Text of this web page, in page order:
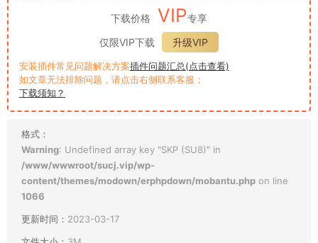
下载价格 VIP专享
仅限VIP下载
升级VIP
安装插件常见问题解决方案插件问题汇总(点击查看)
如文章无法排除问题，请点击右侧联系客服；
下载须知？
格式：
Warning: Undefined array key "SKP (SU8)" in
/www/wwwroot/sucj.vip/wp-
content/themes/modown/erphpdown/mobantu.php on line
1066
更新时间： 2023-03-17